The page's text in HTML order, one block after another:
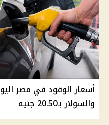
والسولار بـ20.50 جنيه